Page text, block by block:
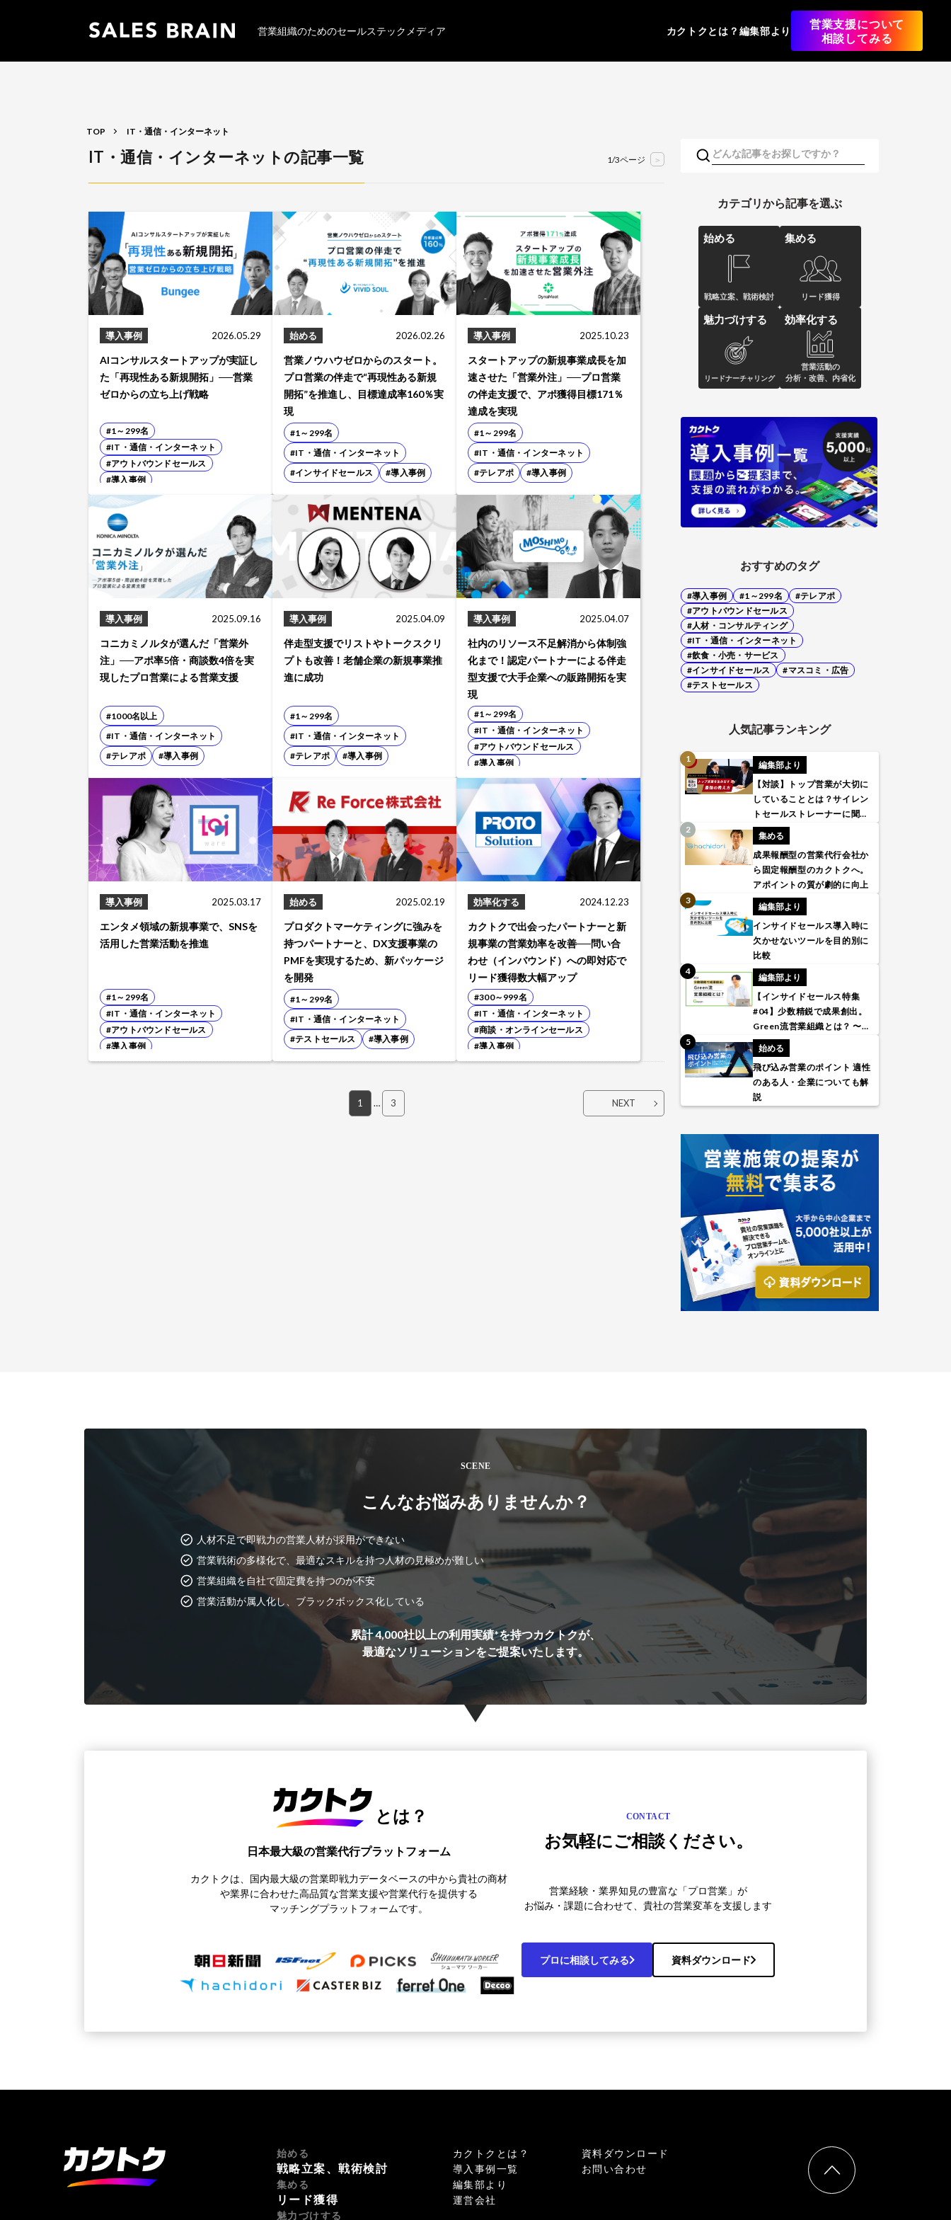
営業組織のためのセールステックメディア カクトクとは？ 編集部より
営業支援について
相談してみる
TOP IT・通信・インターネット
IT・通信・インターネットの記事一覧 1/3ページ >
導入事例 2026.05.29
AIコンサルスタートアップが実証し
た「再現性ある新規開拓」──営業
ゼロからの立ち上げ戦略
#1～299名
#IT・通信・インターネット
#アウトバウンドセールス
#導入事例
始める 2026.02.26
営業ノウハウゼロからのスタート。
プロ営業の伴走で“再現性ある新規
開拓”を推進し、目標達成率160％実
現
#1～299名
#IT・通信・インターネット
#インサイドセールス
#導入事例
導入事例 2025.10.23
スタートアップの新規事業成長を加
速させた「営業外注」──プロ営業
の伴走支援で、アポ獲得目標171％
達成を実現
#1～299名
#IT・通信・インターネット
#テレアポ
#導入事例
導入事例 2025.09.16
コニカミノルタが選んだ「営業外
注」──アポ率5倍・商談数4倍を実
現したプロ営業による営業支援
#1000名以上
#IT・通信・インターネット
#テレアポ
#導入事例
導入事例 2025.04.09
伴走型支援でリストやトークスクリ
プトも改善！老舗企業の新規事業推
進に成功
#1～299名
#IT・通信・インターネット
#テレアポ
#導入事例
導入事例 2025.04.07
社内のリソース不足解消から体制強
化まで！認定パートナーによる伴走
型支援で大手企業への販路開拓を実
現
#1～299名
#IT・通信・インターネット
#アウトバウンドセールス
#導入事例
導入事例 2025.03.17
エンタメ領域の新規事業で、SNSを
活用した営業活動を推進
#1～299名
#IT・通信・インターネット
#アウトバウンドセールス
#導入事例
始める 2025.02.19
プロダクトマーケティングに強みを
持つパートナーと、DX支援事業の
PMFを実現するため、新パッケージ
を開発
#1～299名
#IT・通信・インターネット
#テストセールス
#導入事例
効率化する 2024.12.23
カクトクで出会ったパートナーと新
規事業の営業効率を改善──問い合
わせ（インバウンド）への即対応で
リード獲得数大幅アップ
#300～999名
#IT・通信・インターネット
#商談・オンラインセールス
#導入事例
1 … 3 NEXT
カテゴリから記事を選ぶ
始める
戦略立案、戦術検討
集める
リード獲得
魅力づけする
リードナーチャリング
効率化する
営業活動の
分析・改善、内省化
おすすめのタグ
#導入事例 #1～299名
#テレアポ
#アウトバウンドセールス
#人材・コンサルティング
#IT・通信・インターネット
#飲食・小売・サービス
#インサイドセールス
#マスコミ・広告
#テストセールス
人気記事ランキング
編集部より
【対談】トップ営業が大切に
していることとは？サイレン
トセールストレーナーに聞い
てみた
集める
成果報酬型の営業代行会社か
ら固定報酬型のカクトクへ。
アポイントの質が劇的に向上
編集部より
インサイドセールス導入時に
欠かせないツールを目的別に
比較
編集部より
【インサイドセールス特集
#04】少数精鋭で成果創出。
Green流営業組織とは？ 〜株
式会社アトラエ〜
始める
飛び込み営業のポイント 適性
のある人・企業についても解
説
SCENE
こんなお悩みありませんか？
人材不足で即戦力の営業人材が採用ができない
営業戦術の多様化で、最適なスキルを持つ人材の見極めが難しい
営業組織を自社で固定費を持つのが不安
営業活動が属人化し、ブラックボックス化している
累計 4,000社以上の利用実績*を持つカクトクが、
最適なソリューションをご提案いたします。
とは？
日本最大級の営業代行プラットフォーム
カクトクは、国内最大級の営業即戦力データベースの中から貴社の商材
や業界に合わせた高品質な営業支援や営業代行を提供する
マッチングプラットフォームです。
CONTACT
お気軽にご相談ください。
営業経験・業界知見の豊富な「プロ営業」が
お悩み・課題に合わせて、貴社の営業変革を支援します
プロに相談してみる 資料ダウンロード
始める
戦略立案、戦術検討
集める
リード獲得
魅力づけする
カクトクとは？
導入事例一覧
編集部より
運営会社
資料ダウンロード
お問い合わせ